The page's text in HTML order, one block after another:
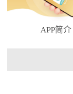
APP简介